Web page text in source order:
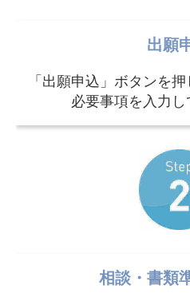
出願
「出願申込」ボタンを
必要事項を入力し
相談・書類